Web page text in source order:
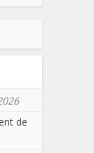
de